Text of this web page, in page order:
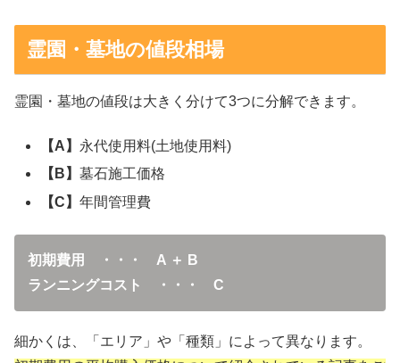
霊園・墓地の値段相場
霊園・墓地の値段は大きく分けて3つに分解できます。
【A】 永代使用料(土地使用料)
【B】墓石施工価格
【C】年間管理費
初期費用 ・・・ A ＋ B
ランニングコスト ・・・ C
細かくは、「エリア」や「種類」によって異なります。